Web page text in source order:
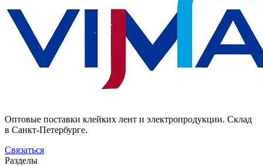
Оптовые поставки клейких лент и электропродукции. Склад
в Санкт-Петербурге.
Связаться
Разделы